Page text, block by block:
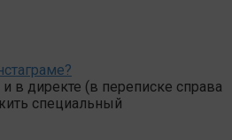
в директе (в переписке справа
специальный